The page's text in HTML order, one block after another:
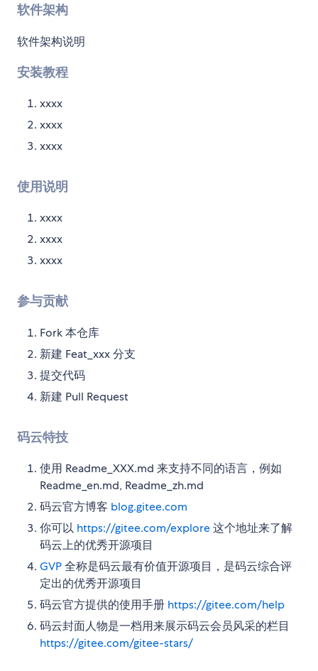
软件架构
软件架构说明
安装教程
xxxx
xxxx
xxxx
使用说明
xxxx
xxxx
xxxx
参与贡献
Fork 本仓库
新建 Feat_xxx 分支
提交代码
新建 Pull Request
码云特技
使用 Readme_XXX.md 来支持不同的语言，例如
Readme_en.md, Readme_zh.md
码云官方博客 blog.gitee.com
你可以 https://gitee.com/explore这个地址来了解
码云上的优秀开源项目
GVP全称是码云最有价值开源项目，是码云综合评
定出的优秀开源项目
码云官方提供的使用手册 https://gitee.com/help
码云封面人物是一档用来展示码云会员风采的栏目
https://gitee.com/gitee-stars/